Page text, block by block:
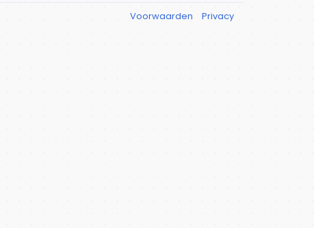
Voorwaarden Privacy